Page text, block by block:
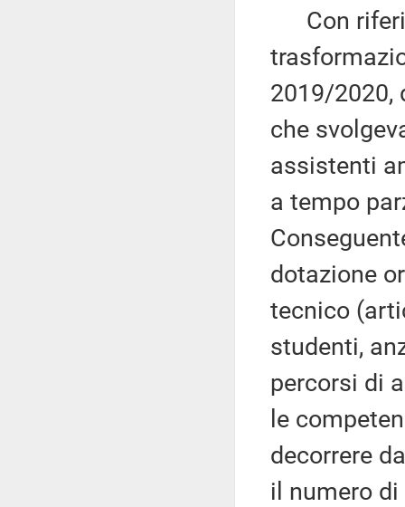
Con
2019/2020,
che
assistenti
a tempo
dotazione
tecnico
studenti,
percorsi di
le
decorrere
il numero